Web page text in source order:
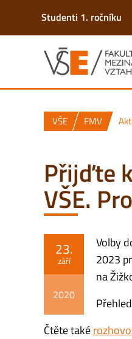
Studenti 1. ročníku
VŠE FMV
Přijďte
VŠE.
23.
září
2020
Volby
2023
na
Čtěte také